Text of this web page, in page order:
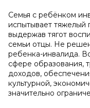
Семья с ребёнком
испытывает тяжелый
выдержав тягот
семьи отцы. Не
ребенка-инвалида.
сфере образования,
доходов,
культурной,
значительно